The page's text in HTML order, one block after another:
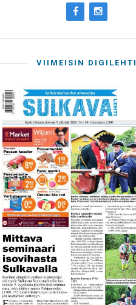
VIIMEISIN DIGILEHTI